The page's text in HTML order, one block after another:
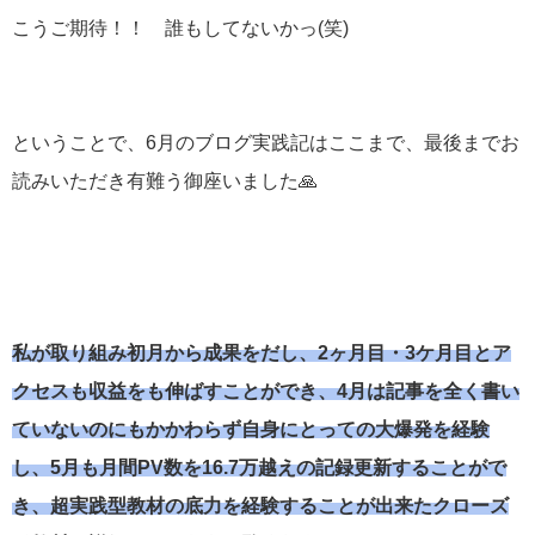
こうご期待！！ 誰もしてないかっ(笑)
ということで、6月のブログ実践記はここまで、最後までお
読みいただき有難う御座いました🙏
私が取り組み初月から成果をだし、2ヶ月目・3ケ月目とア
クセスも収益をも伸ばすことができ、4月は記事を全く書い
ていないのにもかかわらず自身にとっての大爆発を経験
し、5月も月間PV数を16.7万越えの記録更新することがで
き、超実践型教材の底力を経験することが出来たクローズ